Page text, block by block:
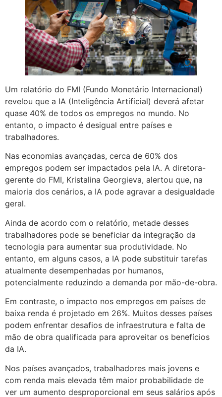
Um relatório do FMI (Fundo Monetário Internacional)
revelou que a IA (Inteligência Artificial) deverá afetar
quase 40% de todos os empregos no mundo. No
entanto, o impacto é desigual entre países e
trabalhadores.
Nas economias avançadas, cerca de 60% dos
empregos podem ser impactados pela IA. A diretora-
gerente do FMI, Kristalina Georgieva, alertou que, na
maioria dos cenários, a IA pode agravar a desigualdade
geral.
Ainda de acordo com o relatório, metade desses
trabalhadores pode se beneficiar da integração da
tecnologia para aumentar sua produtividade. No
entanto, em alguns casos, a IA pode substituir tarefas
atualmente desempenhadas por humanos,
potencialmente reduzindo a demanda por mão-de-obra.
Em contraste, o impacto nos empregos em países de
baixa renda é projetado em 26%. Muitos desses países
podem enfrentar desafios de infraestrutura e falta de
mão de obra qualificada para aproveitar os benefícios
da IA.
Nos países avançados, trabalhadores mais jovens e
com renda mais elevada têm maior probabilidade de
ver um aumento desproporcional em seus salários após